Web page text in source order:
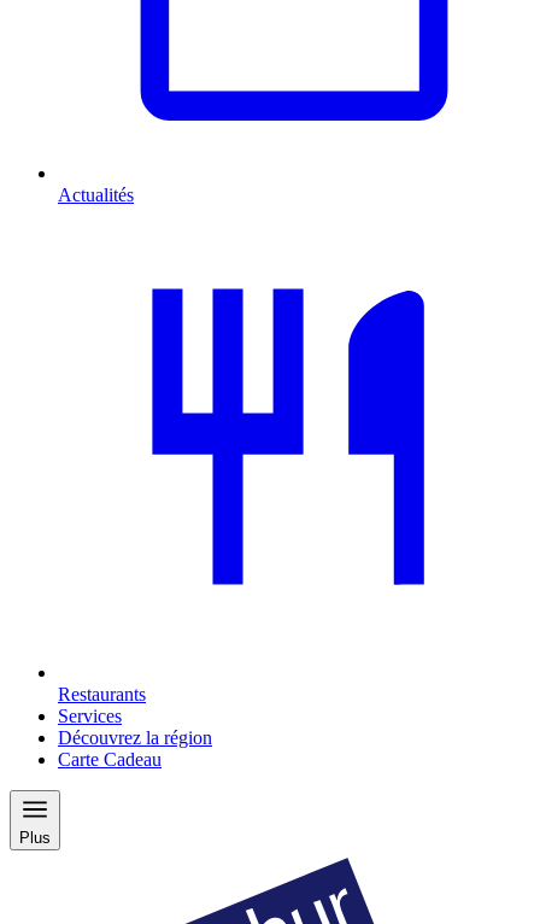
Actualités
Restaurants
Services
Découvrez la région
Carte Cadeau
Plus